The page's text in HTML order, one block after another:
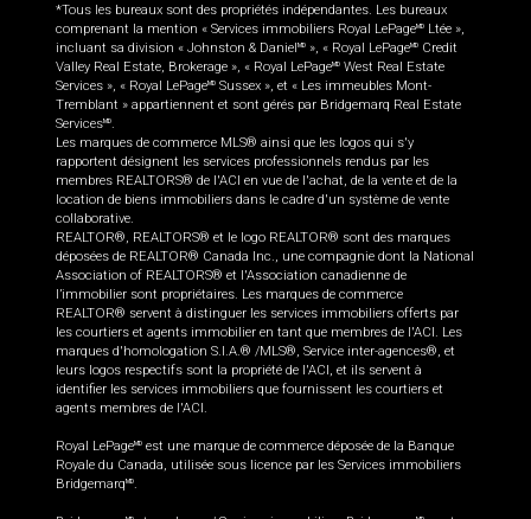
*Tous les bureaux sont des propriétés indépendantes. Les bureaux
comprenant la mention « Services immobiliers Royal LePageMD
Ltée »,
incluant sa division « Johnston & Daniel MD », « Royal LePageMD
Credit
Valley Real Estate, Brokerage », « Royal LePageMD West Real Estate
Services », « Royal LePageMD Sussex », et « Les immeubles Mont-
Tremblant » appartiennent et sont gérés par Bridgemarq Real Estate
ServicesMD.
Les marques de commerce MLS® ainsi que les logos qui s'y
rapportent désignent les services professionnels rendus par les
membres REALTORS® de l'ACI en vue de l'achat, de la vente et de la
location de biens immobiliers dans le cadre d'un système de vente
collaborative.
REALTOR®, REALTORS® et le logo REALTOR® sont des marques
déposées de REALTOR® Canada Inc., une compagnie dont la National
Association of REALTORS® et l'Association canadienne de
l’immobilier sont propriétaires. Les marques de commerce
REALTOR® servent à distinguer les services immobiliers offerts par
les courtiers et agents immobilier en tant que membres de l'ACI. Les
marques d'homologation S.I.A.® /MLS®, Service inter-agences®, et
leurs logos respectifs sont la propriété de l'ACI, et ils servent à
identifier les services immobiliers que fournissent les courtiers et
agents membres de l'ACI.
Royal LePageMD est une marque de commerce déposée de la Banque
Royale du Canada, utilisée sous licence par les Services immobiliers
BridgemarqMD.